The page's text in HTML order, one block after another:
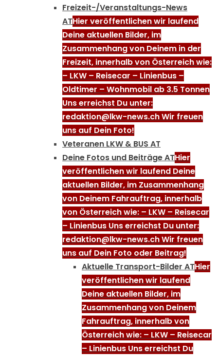
Freizeit-/Veranstaltungs-News
ATHier veröffentlichen wir laufend
Deine aktuellen Bilder, im
Zusammenhang von Deinem in der
Freizeit, innerhalb von Österreich wie:
– LKW – Reisecar – Linienbus –
Oldtimer – Wohnmobil ab 3.5 Tonnen
Uns erreichst Du unter:
redaktion@lkw-news.ch Wir freuen
uns auf Dein Foto!
Veteranen LKW & BUS AT
Deine Fotos und Beiträge ATHier
veröffentlichen wir laufend Deine
aktuellen Bilder, im Zusammenhang
von Deinem Fahrauftrag, innerhalb
von Österreich wie: – LKW – Reisecar
– Linienbus Uns erreichst Du unter:
redaktion@lkw-news.ch Wir freuen
uns auf Dein Foto oder Beitrag!
Aktuelle Transport-Bilder ATHier
veröffentlichen wir laufend
Deine aktuellen Bilder, im
Zusammenhang von Deinem
Fahrauftrag, innerhalb von
Österreich wie: – LKW – Reisecar
– Linienbus Uns erreichst Du